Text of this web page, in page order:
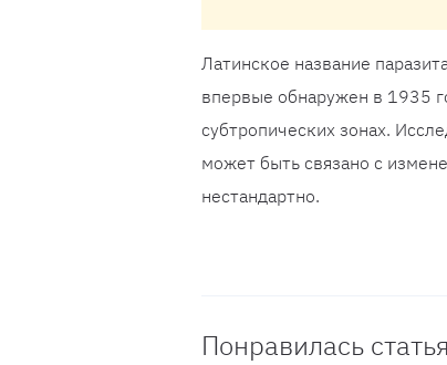
Латинское название
впервые обнаружен в 1935
субтропических зонах.
может быть связано с
нестандартно.
Понравилась